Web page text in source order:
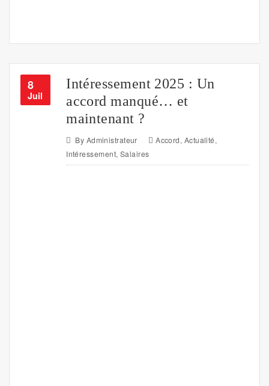
8
Juil
Intéressement 2025 : Un
accord manqué… et
maintenant ?
By Administrateur Accord, Actualité,
Intéressement, Salaires